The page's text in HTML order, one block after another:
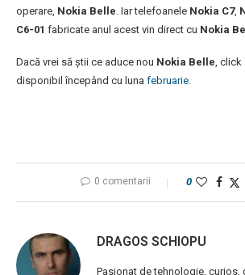
operare, Nokia Belle. Iar telefoanele Nokia C7,
C6-01 fabricate anul acest vin direct cu Nokia
Dacă vrei să știi ce aduce nou Nokia Belle, click
disponibil începând cu luna februarie.
0 comentarii 0
DRAGOS SCHIOPU
Pasionat de tehnologie, curios,